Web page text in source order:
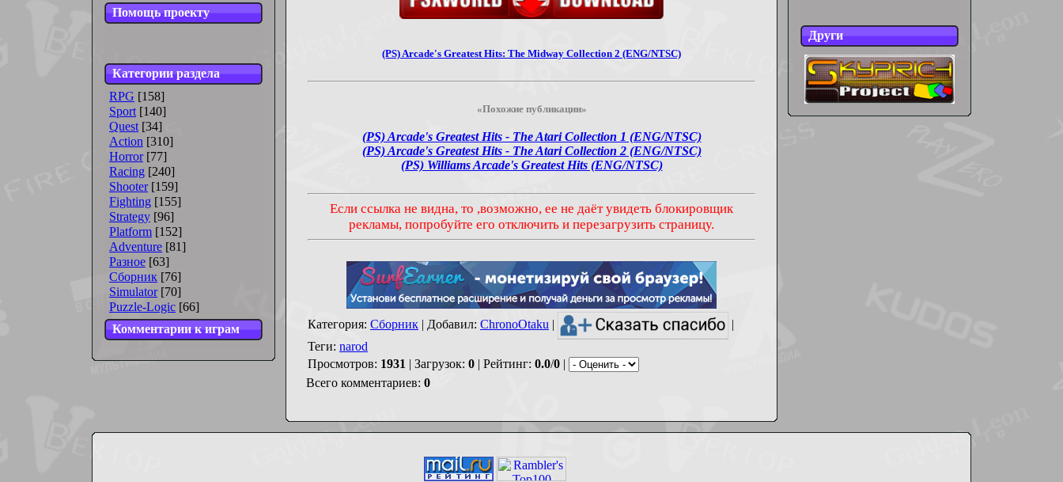
Помощь проекту
Категории раздела
RPG [158]
Sport [140]
Quest [34]
Action [310]
Horror [77]
Racing [240]
Shooter [159]
Fighting [155]
Strategy [96]
Platform [152]
Adventure [81]
Разное [63]
Сборник [76]
Simulator [70]
Puzzle-Logic [66]
Комментарии к играм
(PS) Arcade's Greatest Hits: The Midway Collection 2 (ENG/NTSC)
«Похожие публикации»
(PS) Arcade's Greatest Hits - The Atari Collection 1 (ENG/NTSC)
(PS) Arcade's Greatest Hits - The Atari Collection 2 (ENG/NTSC)
(PS) Williams Arcade's Greatest Hits (ENG/NTSC)
Если ссылка не видна, то ,возможно, ее не даёт увидеть блокировщик
рекламы, попробуйте его отключить и перезагрузить страницу.
Категория: Сборник | Добавил: ChronoOtaku |
|
Теги: narod
Просмотров: 1931 | Загрузок: 0 | Рейтинг: 0.0/0 |
Всего комментариев: 0
Други